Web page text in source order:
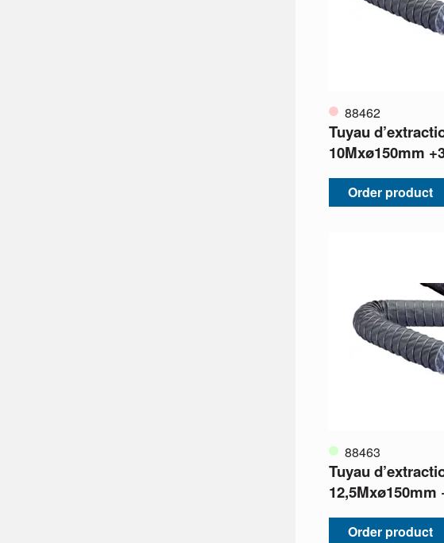
88462
Tuyau
10Mxø150mm
Order product
88463
Tuyau
12,5Mxø150mm
Order product